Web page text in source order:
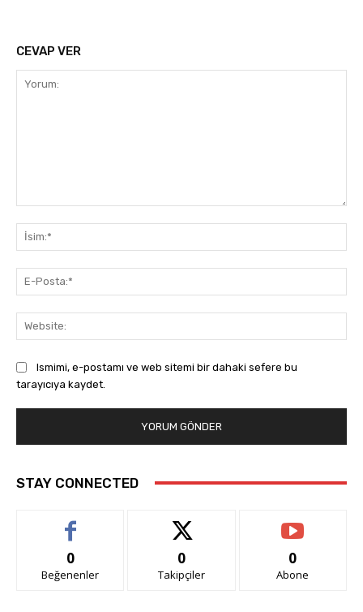
CEVAP VER
Ismimi, e-postamı ve web sitemi bir dahaki sefere bu
tarayıcıya kaydet.
STAY CONNECTED
0
Beğenenler
0
Takipçiler
0
Abone